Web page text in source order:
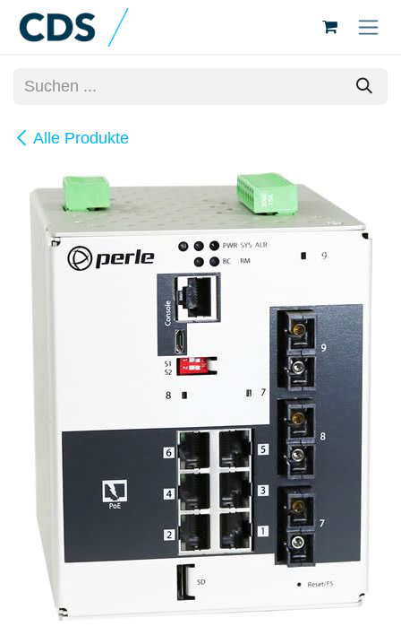
Zum Inhalt springen
Alle Produkte